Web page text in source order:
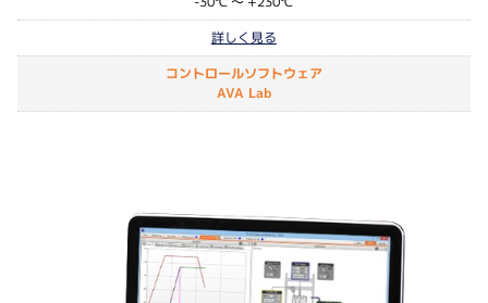
詳しく見る
コントロールソフトウェア
AVA Lab